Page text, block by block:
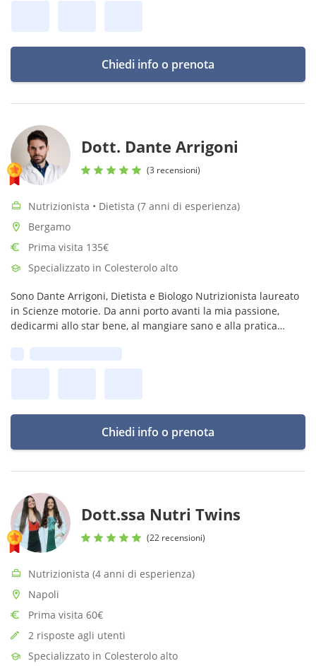
Chiedi info o prenota
Dott. Dante Arrigoni
(3 recensioni)
Nutrizionista • Dietista (7 anni di esperienza)
Bergamo
Prima visita 135€
Specializzato in Colesterolo alto
Sono Dante Arrigoni, Dietista e Biologo Nutrizionista laureato
in Scienze motorie. Da anni porto avanti la mia passione,
dedicarmi allo star bene, al mangiare sano e alla pratica
Chiedi info o prenota
Dott.ssa Nutri Twins
(22 recensioni)
Nutrizionista (4 anni di esperienza)
Napoli
Prima visita 60€
2 risposte agli utenti
Specializzato in Colesterolo alto